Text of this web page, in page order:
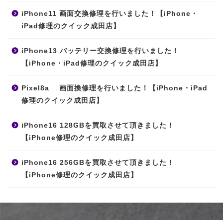
iPhone11 画面交換修理を行いました！【iPhone・
iPad修理のクイック成田店】
iPhone13 バッテリー交換修理を行いました！
【iPhone・iPad修理のクイック成田店】
Pixel8a 画面換修理を行いました！【iPhone・iPad
修理のクイック成田店】
iPhone16 128GBを買取させて頂きました！
【iPhone修理のクイック成田店】
iPhone16 256GBを買取させて頂きました！
【iPhone修理のクイック成田店】